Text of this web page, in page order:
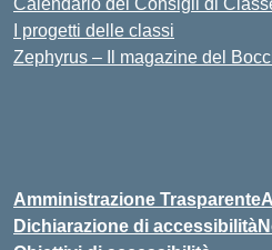
Calendario dei Consigli di
I progetti delle classi
Zephyrus – Il magazine del
Amministrazione Trasparente
Dichiarazione di accessibilità